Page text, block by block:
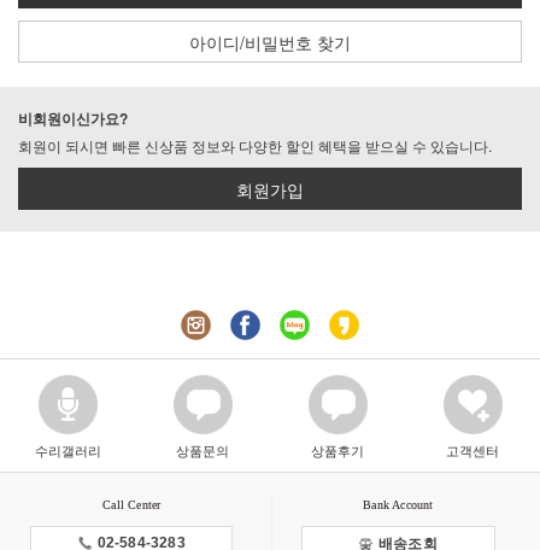
아이디/비밀번호 찾기
비회원이신가요?
회원이 되시면 빠른 신상품 정보와 다양한 할인 혜택을 받으실 수 있습니다.
회원가입
수리갤러리 상품문의 상품후기 고객센터
Call Center
02-584-3283
Bank Account
배송조회